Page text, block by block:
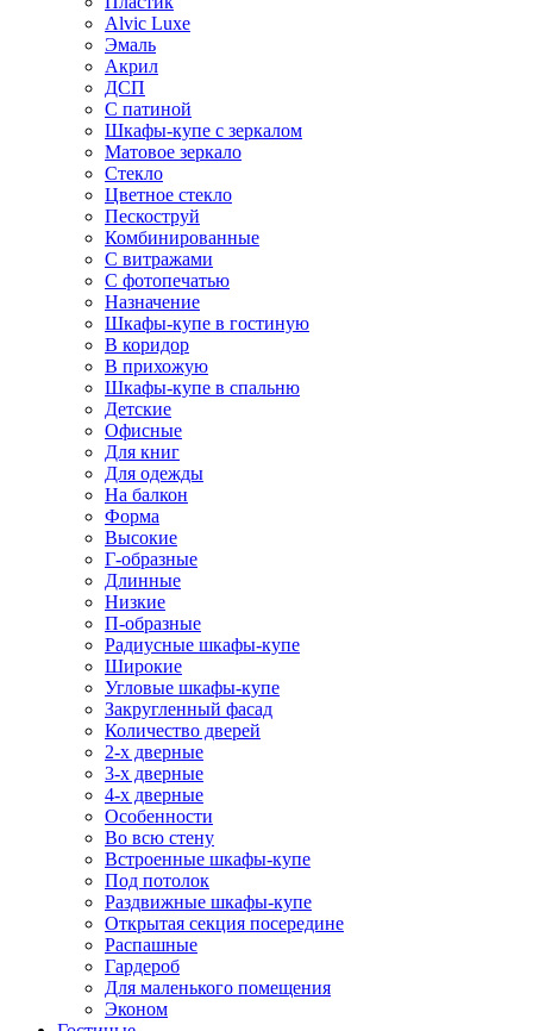
Alvic Luxe
Эмаль
Акрил
ДСП
С патиной
Шкафы-купе с зеркалом
Матовое зеркало
Стекло
Цветное стекло
Пескоструй
Комбинированные
С витражами
С фотопечатью
Назначение
Шкафы-купе в гостиную
В коридор
В прихожую
Шкафы-купе в спальню
Детские
Офисные
Для книг
Для одежды
На балкон
Форма
Высокие
Г-образные
Длинные
Низкие
П-образные
Радиусные шкафы-купе
Широкие
Угловые шкафы-купе
Закругленный фасад
Количество дверей
2-х дверные
3-х дверные
4-х дверные
Особенности
Во всю стену
Встроенные шкафы-купе
Под потолок
Раздвижные шкафы-купе
Открытая секция посередине
Распашные
Гардероб
Для маленького помещения
Эконом